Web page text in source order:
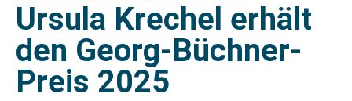
Ursula Krechel erhält
den Georg-Büchner-
Preis 2025